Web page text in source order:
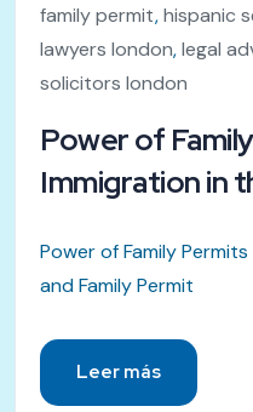
family permit,hispanic
lawyers london,legal
solicitors london
Power of
Immigration in
Power of Family
and Family Permit
Leer más